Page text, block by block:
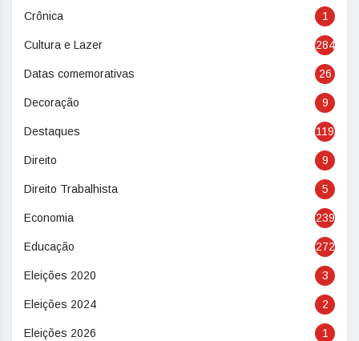
Crônica 1
Cultura e Lazer 284
Datas comemorativas 26
Decoração 9
Destaques 119
Direito 9
Direito Trabalhista 5
Economia 239
Educação 272
Eleições 2020 3
Eleições 2024 2
Eleições 2026 1